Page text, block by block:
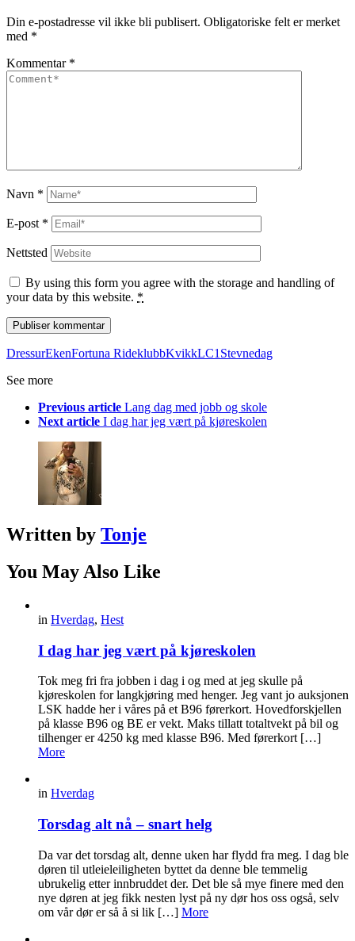
Din e-postadresse vil ikke bli publisert. Obligatoriske felt er merket
med *
Kommentar *
Navn *
E-post *
Nettsted
By using this form you agree with the storage and handling of
your data by this website. *
DressurEkenFortuna RideklubbKvikkLC1 Stevnedag
See more
Previous article Lang dag med jobb og skole
Next article I dag har jeg vært på kjøreskolen
Written by Tonje
You May Also Like
in Hverdag, Hest
I dag har jeg vært på kjøreskolen
Tok meg fri fra jobben i dag i og med at jeg skulle på
kjøreskolen for langkjøring med henger. Jeg vant jo auksjonen
LSK hadde her i våres på et B96 førerkort. Hovedforskjellen
på klasse B96 og BE er vekt. Maks tillatt totaltvekt på bil og
tilhenger er 4250 kg med klasse B96. Med førerkort […]
More
in Hverdag
Torsdag alt nå – snart helg
Da var det torsdag alt, denne uken har flydd fra meg. I dag ble
døren til utleieleiligheten byttet da denne ble temmelig
ubrukelig etter innbruddet der. Det ble så mye finere med den
nye døren at jeg fikk nesten lyst på ny dør hos oss også, selv
om vår dør er så å si lik […] More